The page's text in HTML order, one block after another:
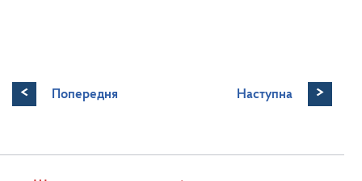
< Попередня Наступна >